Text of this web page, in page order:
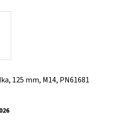
125 mm, M14, PN61681